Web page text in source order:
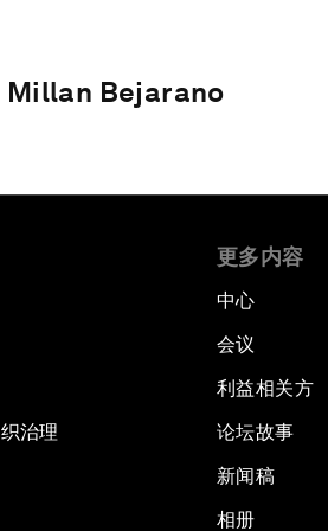
Millan Bejarano
治理
更多内容
中心
会议
利益相关方
论坛故事
新闻稿
相册